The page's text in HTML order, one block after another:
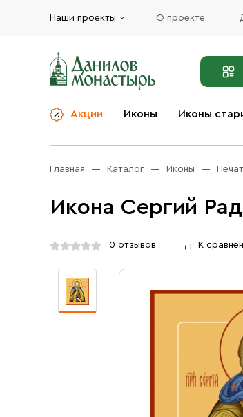
Наши проекты О проекте
Акции Иконы Иконы
Церковная утварь
Иконы
Бренды
Услуги
Главная Каталог Иконы
Икона Сергий
0 отзывов К